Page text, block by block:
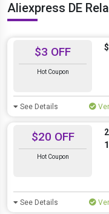
Aliexpress DE
$3 OFF
Hot Coupon
See Details
$20 OFF
Hot Coupon
See Details